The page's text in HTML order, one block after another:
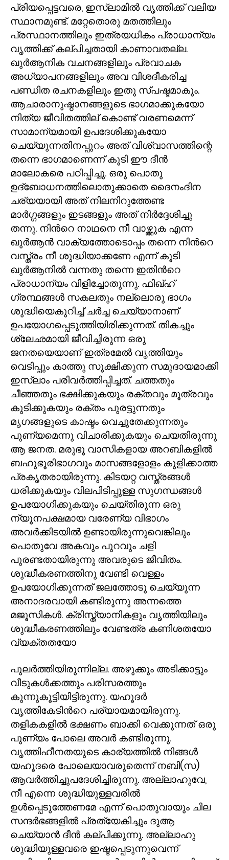
പ്രിയപ്പെട്ടവരെ, ഇസ്ലാമിൽ വൃത്തിക്ക് വലിയ
സ്ഥാനമുണ്ട്. മറ്റേതൊരു മതത്തിലും
പ്രസ്ഥാനത്തിലും ഇത്രയധികം പ്രാധാന്യം
വൃത്തിക്ക് കല്പിച്ചതായി കാണാവതല്ല.
ഖുർആനിക വചനങ്ങളിലും പ്രവാചക
അധ്യാപനങ്ങളിലും അവ വിശദീകരിച്ച
പണ്ഡിത രചനകളിലും ഇതു സ്പഷ്ടമാകും.
ആചാരാനുഷ്ഠാനങ്ങളുടെ ഭാഗമാക്കുകയോ
നിത്യ ജീവിതത്തില് കൊണ്ട് വരണമെന്ന്
സാമാന്യമായി ഉപദേശിക്കുകയോ
ചെയ്യുന്നതിനപ്പുറം അത് വിശ്വാസത്തിന്റെ
തന്നെ ഭാഗമാണെന്ന് കൂടി ഈ ദീൻ
മാലോകരെ പഠിപ്പിച്ചു. ഒരു പൊതു
ഉദ്ബോധനത്തിലൊതുക്കാതെ ദൈനംദിന
ചര്യയായി അത് നിലനിറുത്തേണ്ട
മാർഗ്ഗങ്ങളും ഇടങ്ങളും അത് നിർദ്ദേശിച്ചു
തന്നു. നിൻറെ നാഥനെ നീ വാഴ്ത്തുക എന്ന
ഖുർആൻ വാക്യത്തോടൊപ്പം തന്നെ നിൻറെ
വസ്ത്രം നീ ശുദ്ധിയാക്കണേ എന്ന് കൂടി
ഖുർആനിൽ വന്നതു തന്നെ ഇതിൻറെ
പ്രാധാന്യം വിളിച്ചോതുന്നു. ഫിഖ്ഹ്
ഗ്രന്ഥങ്ങൾ സകലതും നല്ലൊരു ഭാഗം
ശുദ്ധിയെകുറിച്ച് ചർച്ച ചെയ്യാനാണ്
ഉപയോഗപ്പെടുത്തിയിരിക്കുന്നത്. തികച്ചും
ശ്ലേഛമായി ജീവിച്ചിരുന്ന ഒരു
ജനതയെയാണ് ഇത്രമേൽ വൃത്തിയും
വെടിപ്പും കാത്തു സൂക്ഷിക്കുന്ന സമുദായമാക്കി
ഇസ്ലാം പരിവർത്തിപ്പിച്ചത്. ചത്തതും
ചീഞ്ഞതും ഭക്ഷിക്കുകയും രക്തവും മൂത്രവും
കുടിക്കുകയും രക്തം പുരട്ടുന്നതും
മൃഗങ്ങളുടെ കാഷ്ടം വെച്ചുതേക്കുന്നതും
പുണ്യമെന്നു വിചാരിക്കുകയും ചെയതിരുന്നു
ആ ജനത. മരുഭൂ വാസികളായ അറബികളിൽ
ബഹുഭൂരിഭാഗവും മാസങ്ങളോളം കുളിക്കാത്ത
പ്രകൃതരായിരുന്നു. കിടയറ്റ വസ്ത്രങ്ങൾ
ധരിക്കുകയും വിലപിടിപ്പുള്ള സുഗന്ധങ്ങൾ
ഉപയോഗിക്കുകയും ചെയ്തിരുന്ന ഒരു
ന്യൂനപക്ഷമായ വരേണ്യ വിഭാഗം
അവർക്കിടയിൽ ഉണ്ടായിരുന്നുവെങ്കിലും
പൊതുവേ അകവും പുറവും ചളി
പുരണ്ടതായിരുന്നു അവരുടെ ജീവിതം.
ശുദ്ധീകരണത്തിനു വേണ്ടി വെള്ളം
ഉപയോഗിക്കുന്നത് ജലത്തോടു ചെയ്യുന്ന
അനാദരവായി കണ്ടിരുന്നു അന്നത്തെ
മജൂസികൾ. ക്രിസ്ത്യാനികളും വൃത്തിയിലും
ശുദ്ധീകരണത്തിലും വേണ്ടത്ര കണിശതയോ
വ്യക്തതയോ
പുലർത്തിയിരുന്നില്ല. അഴുക്കും അടിക്കാട്ടും
വീടുകൾക്കത്തും പരിസരത്തും
കുന്നുകൂട്ടിയിട്ടിരുന്നു. യഹൂദർ
വൃത്തികേടിൻറെ പര്യായമായിരുന്നു.
തളികകളിൽ ഭക്ഷണം ബാക്കി വെക്കുന്നത് ഒരു
പുണ്യം പോലെ അവർ കണ്ടിരുന്നു.
വൃത്തിഹീനതയുടെ കാര്യത്തിൽ നിങ്ങൾ
യഹൂദരെ പോലെയാവരുതെന്ന് നബി(സ)
ആവർത്തിച്ചുപദേശിച്ചിരുന്നു. അല്ലാഹുവേ,
നീ എന്നെ ശുദ്ധിയുള്ളവരിൽ
ഉൾപ്പെടുത്തേണമേ എന്ന് പൊതുവായും ചില
സന്ദർഭങ്ങളിൽ പ്രത്യേകിച്ചും ദുആ
ചെയ്യാൻ ദീൻ കല്പിക്കുന്നു. അല്ലാഹു
ശുദ്ധിയുള്ളവരെ ഇഷ്ടപ്പെടുന്നുവെന്ന്